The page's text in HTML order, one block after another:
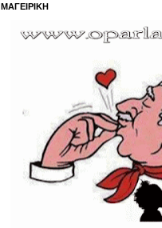
ΜΑΓΕΙΡΙΚΗ